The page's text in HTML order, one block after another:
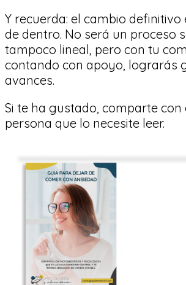
Y recuerda: el cambio definitivo
de dentro. No será un proceso
tampoco lineal, pero con tu
contando con apoyo, lograrás
avances.
Si te ha gustado, comparte con
persona que lo necesite leer.